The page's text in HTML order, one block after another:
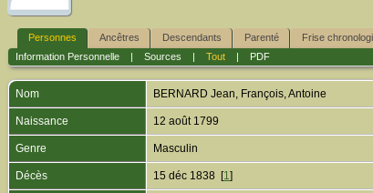
Personnes Ancêtres Descendants Parenté Frise
Information Personnelle| Sources Tout| PDF
Nom BERNARD Jean, François, Antoine
Naissance 12 août 1799
Genre Masculin
Décès 15 déc 1838 [1]